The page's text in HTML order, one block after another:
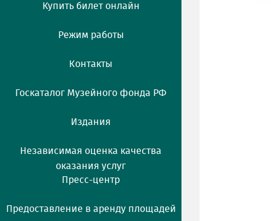
Купить билет онлайн
Режим работы
Контакты
Госкаталог Музейного фонда РФ
Издания
Независимая оценка качества
оказания услуг
Пресс-центр
Предоставление в аренду площадей